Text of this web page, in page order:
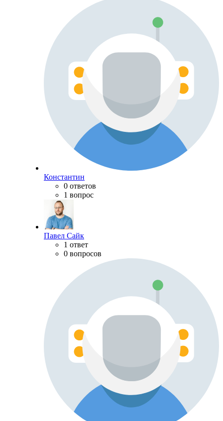
Константин
0 ответов
1 вопрос
Павел Сайк
1 ответ
0 вопросов